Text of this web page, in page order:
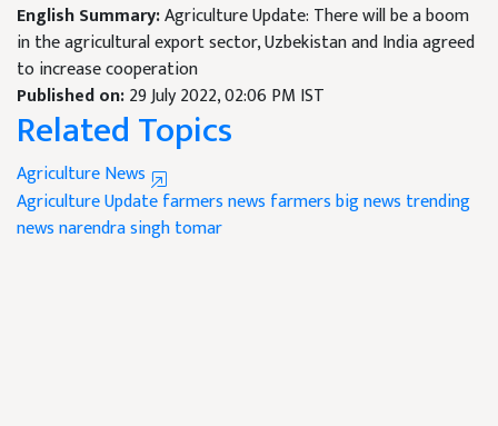
English Summary:Agriculture Update: There will be a boom
in the agricultural export sector, Uzbekistan and India agreed
to increase cooperation
Published on:29 July 2022, 02:06 PM IST
Related Topics
Agriculture News
Agriculture Updatefarmers news farmers big news trending
newsnarendra singh tomar